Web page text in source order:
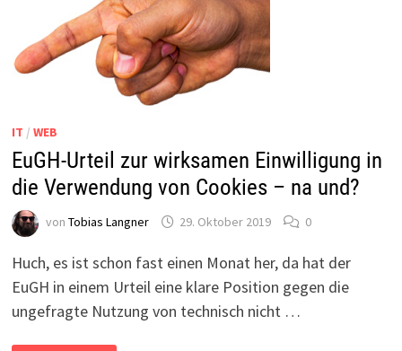
FALLSTRICKE
IT / WEB
EuGH-Urteil zur wirksamen Einwilligung in
die Verwendung von Cookies – na und?
von Tobias Langner 29. Oktober 2019 0
Huch, es ist schon fast einen Monat her, da hat der
EuGH in einem Urteil eine klare Position gegen die
ungefragte Nutzung von technisch nicht …